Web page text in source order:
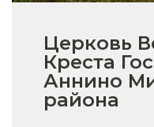
Церковь
Креста
Аннино
района